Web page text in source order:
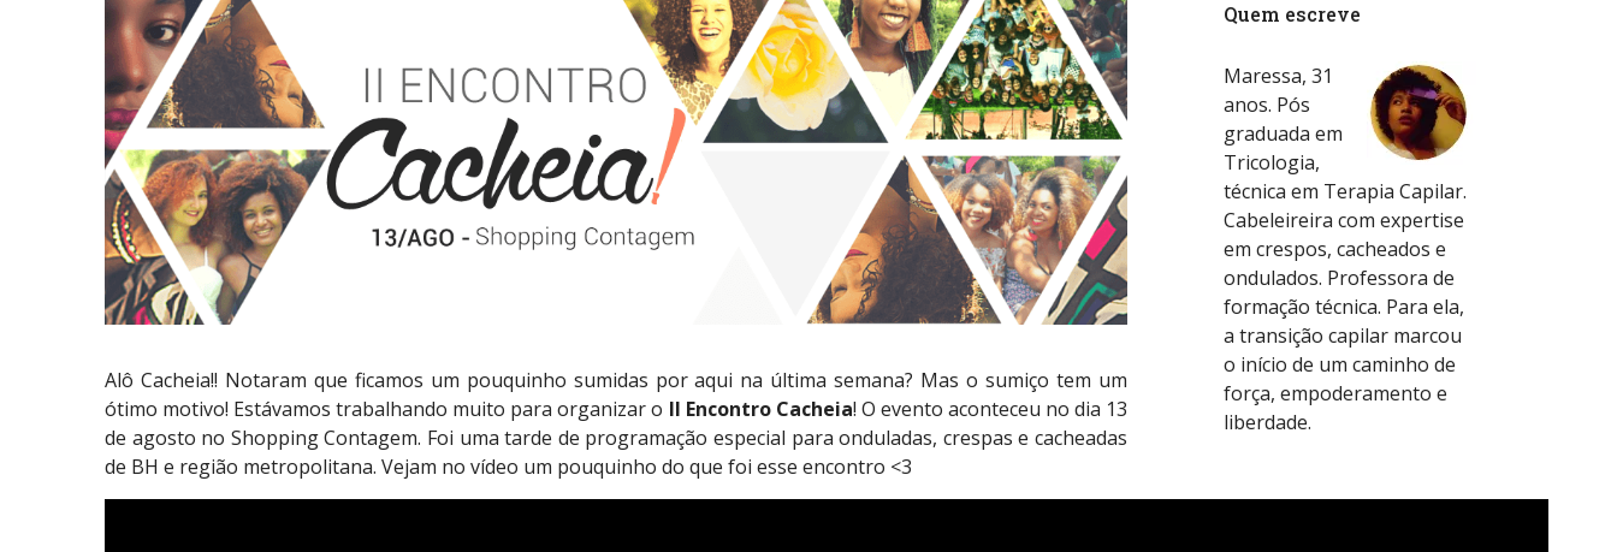
Alô Cacheia!! Notaram que ficamos um pouquinho sumidas por aqui na última semana? Mas o sumiço tem um
ótimo motivo! Estávamos trabalhando muito para organizar o II Encontro Cacheia! O evento aconteceu no dia 13
de agosto no Shopping Contagem. Foi uma tarde de programação especial para onduladas, crespas e cacheadas
de BH e região metropolitana. Vejam no vídeo um pouquinho do que foi esse encontro <3
Quem escreve
Maressa, 31
anos. Pós
graduada em
Tricologia,
técnica em Terapia Capilar.
Cabeleireira com expertise
em crespos, cacheados e
ondulados. Professora de
formação técnica. Para ela,
a transição capilar marcou
o início de um caminho de
força, empoderamento e
liberdade.